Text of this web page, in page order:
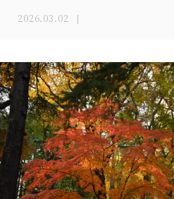
2026.03.02